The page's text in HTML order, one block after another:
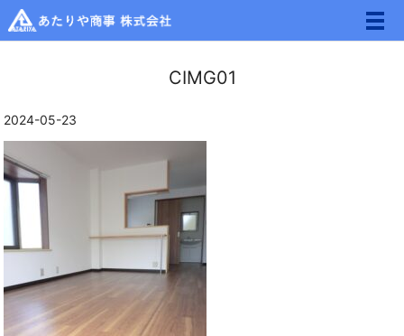
メ
CIMG01
2024-05-23